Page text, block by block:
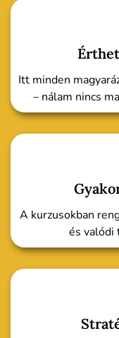
Itt minden
– nálam nincs
A kurzusokban
és valódi